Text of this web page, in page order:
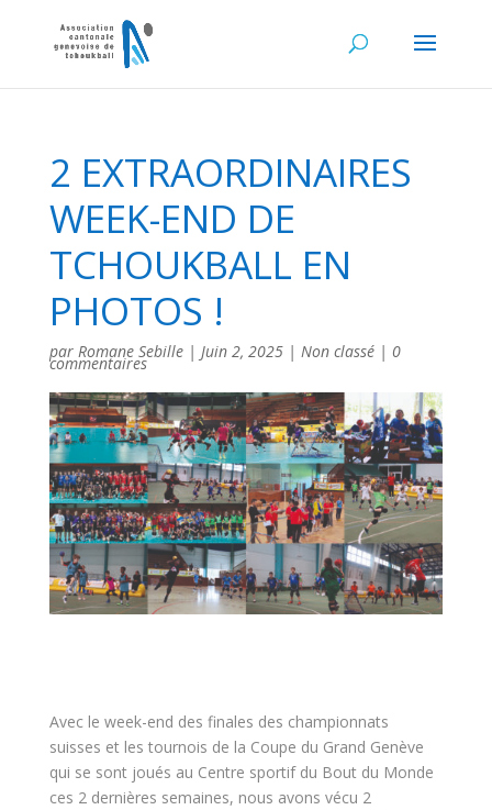
2 EXTRAORDINAIRES
WEEK-END DE
TCHOUKBALL EN
PHOTOS !
par Romane Sebille| Juin 2, 2025| Non classé| 0
commentaires
Avec le week-end des finales des championnats
suisses et les tournois de la Coupe du Grand Genève
qui se sont joués au Centre sportif du Bout du Monde
ces 2 dernières semaines, nous avons vécu 2